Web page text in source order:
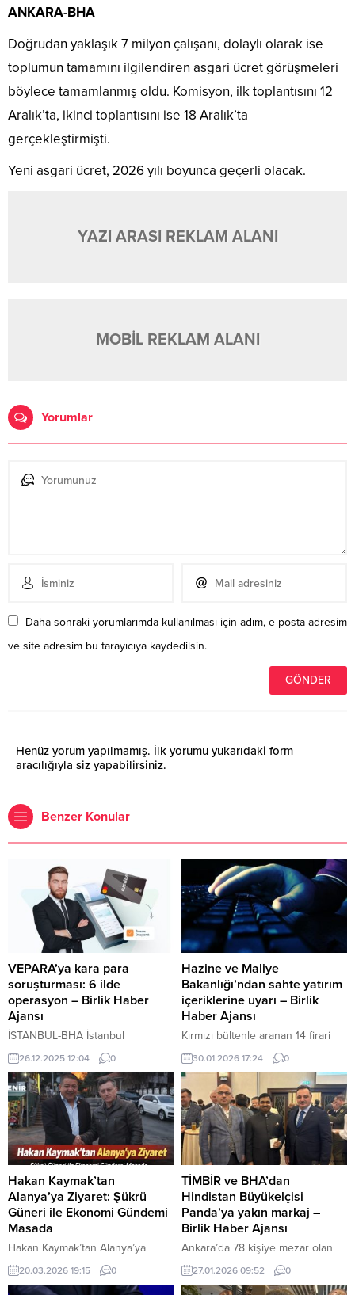
ANKARA-BHA
Doğrudan yaklaşık 7 milyon çalışanı, dolaylı olarak ise
toplumun tamamını ilgilendiren asgari ücret görüşmeleri
böylece tamamlanmış oldu. Komisyon, ilk toplantısını 12
Aralık’ta, ikinci toplantısını ise 18 Aralık’ta
gerçekleştirmişti.
Yeni asgari ücret, 2026 yılı boyunca geçerli olacak.
YAZI ARASI REKLAM ALANI
MOBİL REKLAM ALANI
Yorumlar
Daha sonraki yorumlarımda kullanılması için adım, e-posta adresim
ve site adresim bu tarayıcıya kaydedilsin.
Henüz yorum yapılmamış. İlk yorumu yukarıdaki form
aracılığıyla siz yapabilirsiniz.
Benzer Konular
VEPARA’ya kara para
soruşturması: 6 ilde
operasyon – Birlik Haber
Ajansı
İSTANBUL-BHA İstanbul
Cumhuriyet Başsavcılığı
Terörizmin Finansmanının
Önlenmesi ve Aklama Suçu
Soruşturma Bürosu tarafından,
VEPARA Elektronik Para ve
Ödeme Hizmetleri Sistemi şirketi
hakkında soruşturma başlatıldı.
Soruşturma kapsamında, 31
şüpheli hakkında gözaltı kararı
çıkarıldı ve 6 ilde eş zamanlı
operasyon düzenlendi. Siirt’te
sahtecilik ve rüşvet operasyonu:
19 tutuklamaYAZI ARASI REKLAM
ALANI İçeriği...
26.12.2025 12:04 0
Hazine ve Maliye
Bakanlığı’ndan sahte yatırım
içeriklerine uyarı – Birlik
Haber Ajansı
Kırmızı bültenle aranan 14 firari
suçlu Türkiye’ye getirildi İçeriği
Görüntüle YAZI ARASI REKLAM
ALANI ANKARA-BHA Hazine ve
Maliye Bakanlığı, bazı internet
siteleri ve sosyal medya
hesaplarında Bakan Mehmet
Şimşek adına hazırlanmış, yatırım
tavsiyesi içerdiği izlenimi veren
paylaşımlara ilişkin açıklama yaptı.
Bakanlığın sosyal medya
hesabından yapılan açıklamada,
söz konusu içeriklerin asılsız...
30.01.2026 17:24 0
Hakan Kaymak’tan
Alanya’ya Ziyaret: Şükrü
Güneri ile Ekonomi Gündemi
Masada
Hakan Kaymak’tan Alanya’ya
Ziyaret: Şükrü Güneri ile Ekonomi
Gündemi Masada Anadolu Birliği
20.03.2026 19:15 0
TİMBİR ve BHA’dan
Hindistan Büyükelçisi
Panda’ya yakın markaj –
Birlik Haber Ajansı
Ankara’da 78 kişiye mezar olan
yangının yıl dönümünde mevlit
okutuldu İçeriği Görüntüle YAZI
27.01.2026 09:52 0